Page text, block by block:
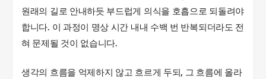
원래의 길로 안내하듯 부드럽게 의식을 호흡으로 되돌려야
합니다. 이 과정이 명상 시간 내내 수백 번 반복되더라도 전
혀 문제될 것이 없습니다.
생각의 흐름을 억제하지 않고 흐르게 두되, 그 흐름에 올라